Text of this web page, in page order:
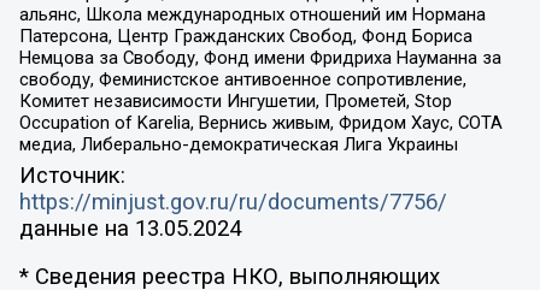
альянс, Школа международных отношений им Нормана
Патерсона, Центр Гражданских Свобод, Фонд Бориса
Немцова за Свободу, Фонд имени Фридриха Науманна за
свободу, Феминистское антивоенное сопротивление,
Комитет независимости Ингушетии, Прометей, Stop
Occupation of Karelia, Вернись живым, Фридом Хаус, СОТА
медиа, Либерально-демократическая Лига Украины
Источник:
https://minjust.gov.ru/ru/documents/7756/
данные на 13.05.2024
* Сведения реестра НКО, выполняющих